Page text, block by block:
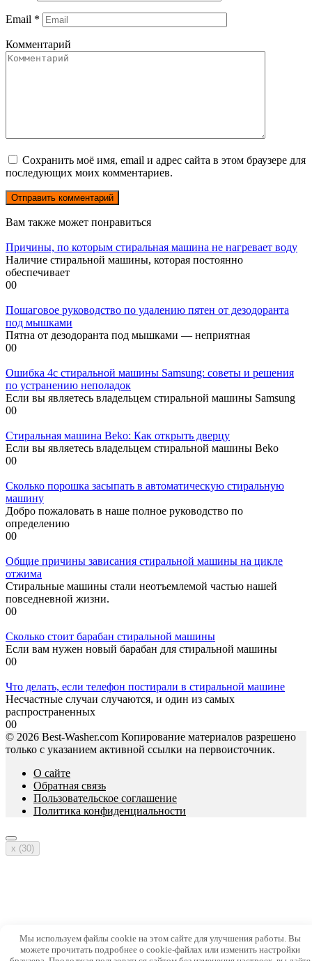
Email *
Комментарий
Сохранить моё имя, email и адрес сайта в этом браузере для
последующих моих комментариев.
Вам также может понравиться
Причины, по которым стиральная машина не нагревает воду
Наличие стиральной машины, которая постоянно
обеспечивает
00
Пошаговое руководство по удалению пятен от дезодоранта
под мышками
Пятна от дезодоранта под мышками — неприятная
00
Ошибка 4c стиральной машины Samsung: советы и решения
по устранению неполадок
Если вы являетесь владельцем стиральной машины Samsung
00
Стиральная машина Beko: Как открыть дверцу
Если вы являетесь владельцем стиральной машины Beko
00
Сколько порошка засыпать в автоматическую стиральную
машину
Добро пожаловать в наше полное руководство по
определению
00
Общие причины зависания стиральной машины на цикле
отжима
Стиральные машины стали неотъемлемой частью нашей
повседневной жизни.
00
Сколько стоит барабан стиральной машины
Если вам нужен новый барабан для стиральной машины
00
Что делать, если телефон постирали в стиральной машине
Несчастные случаи случаются, и один из самых
распространенных
00
© 2026 Best-Washer.com Копирование материалов разрешено
только с указанием активной ссылки на первоисточник.
О сайте
Обратная связь
Пользовательское соглашение
Политика конфиденциальности
x (30)
Мы используем файлы cookie на этом сайте для улучшения работы. Вы
можете прочитать подробнее о cookie-файлах или изменить настройки